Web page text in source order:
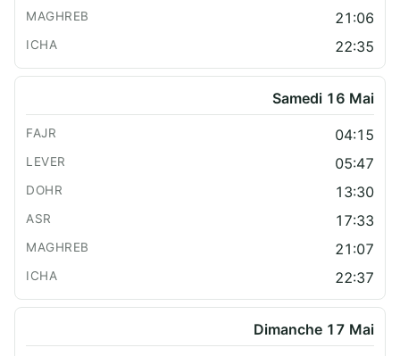
21:06
22:35
Samedi 16 Mai
04:15
05:47
13:30
17:33
21:07
22:37
Dimanche 17 Mai